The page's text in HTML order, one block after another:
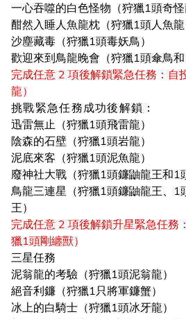
一心吞噬的白色怪物（狩獵1頭奇怪
酣然入睡人魚龍枕（狩獵1頭人魚龍
沙塵藏毒（狩獵1頭毒妖鳥）
歡迎來到鳥龍晚會（狩獵1頭傘鳥和
完成任意 2 項後解鎖緊急任務：自
龍）
挑戰緊急任務成功後解鎖：
迅雷無止（狩獵1頭飛雷龍）
陰森的石壁（狩獵1頭岩龍）
泥底來客（狩獵1頭泥魚龍）
廢神社大戰（狩獵1頭鐮鼬龍王和1
鳥龍三連星（狩獵1頭鐮鼬龍王、1
王）
完成任意 2 項後解鎖升星緊急任務
獵1頭剛纏獸）
三星任務
泥翁龍的考驗（狩獵1頭泥翁龍）
絕音利鐮（狩獵1只將軍鐮蟹）
冰上的白騎士（狩獵1頭冰牙龍）